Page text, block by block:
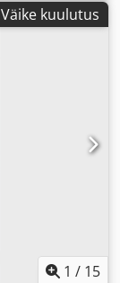
Väike kuulutus
1 / 15